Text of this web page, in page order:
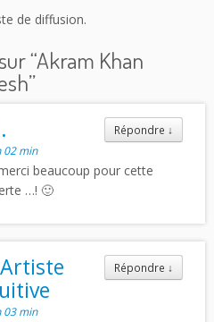
de diffusion.
“Akram Khan
”
Répondre ↓
02 min
beaucoup pour cette
…! 🙂
Répondre ↓
03 min